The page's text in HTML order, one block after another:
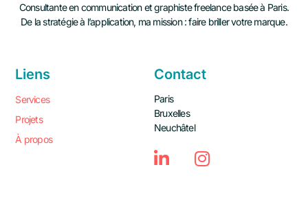
Consultante en communication et graphiste freelance basée à Paris.
De la stratégie à l’application, ma mission : faire briller votre marque.
Liens
Services
Projets
À propos
Contact
Paris
Bruxelles
Neuchâtel